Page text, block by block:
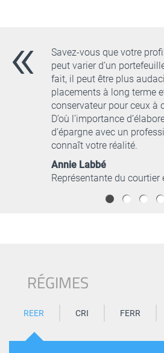
Savez-vous que votre
peut varier d’un
fait, il peut être plus
placements à long terme
conservateur pour ceux à
D’où l’importance
d’épargne avec un
connaît votre réalité.
Annie Labbé
Représentante du
REER CRI FERR